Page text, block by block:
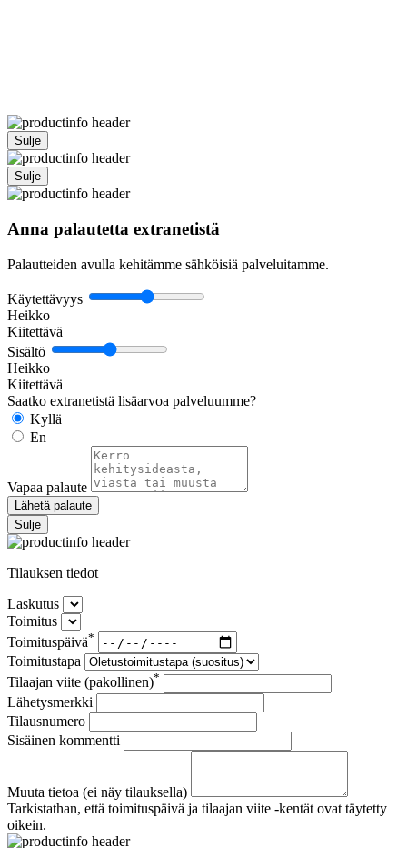
Sulje
Sulje
Anna palautetta extranetistä
Palautteiden avulla kehitämme sähköisiä palveluitamme.
Käytettävyys
Heikko
Kiitettävä
Sisältö
Heikko
Kiitettävä
Saatko extranetistä lisäarvoa palveluumme?
Kyllä
En
Vapaa palaute
Lähetä palaute
Sulje
Tilauksen tiedot
Laskutus
Toimitus
Toimituspäivä*
Toimitustapa
Tilaajan viite (pakollinen)*
Lähetysmerkki
Tilausnumero
Sisäinen kommentti
Muuta tietoa (ei näy tilauksella)
Tarkistathan, että toimituspäivä ja tilaajan viite -kentät ovat täytetty
oikein.